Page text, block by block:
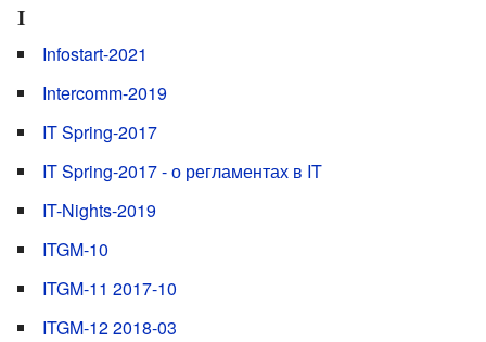
I
Infostart-2021
Intercomm-2019
IT Spring-2017
IT Spring-2017 - о регламентах в IT
IT-Nights-2019
ITGM-10
ITGM-11 2017-10
ITGM-12 2018-03